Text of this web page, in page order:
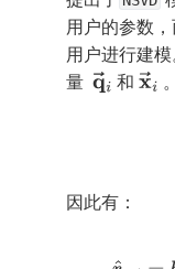
用户的参数
用户进行建
量 q→i
和 x→i
因此有：